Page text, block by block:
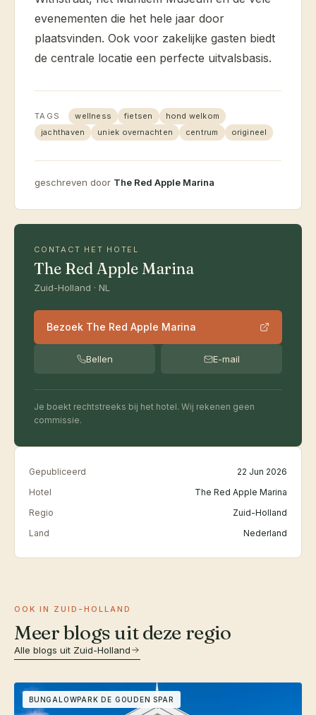
evenementen die het hele jaar door
plaatsvinden. Ook voor zakelijke gasten biedt
de centrale locatie een perfecte uitvalsbasis.
TAGS wellness fietsen
hond welkom
jachthaven
uniek overnachten centrum origineel
geschreven door The Red Apple Marina
CONTACT HET HOTEL
The Red Apple Marina
Zuid-Holland · NL
Bezoek The Red Apple Marina
Bellen E-mail
Je boekt rechtstreeks bij het hotel. Wij rekenen geen
commissie.
Gepubliceerd
22 Jun 2026
Hotel
The Red Apple Marina
Regio
Zuid-Holland
Land
Nederland
OOK IN ZUID-HOLLAND
Meer blogs uit deze regio
Alle blogs uit Zuid-Holland
BUNGALOWPARK DE GOUDEN SPAR